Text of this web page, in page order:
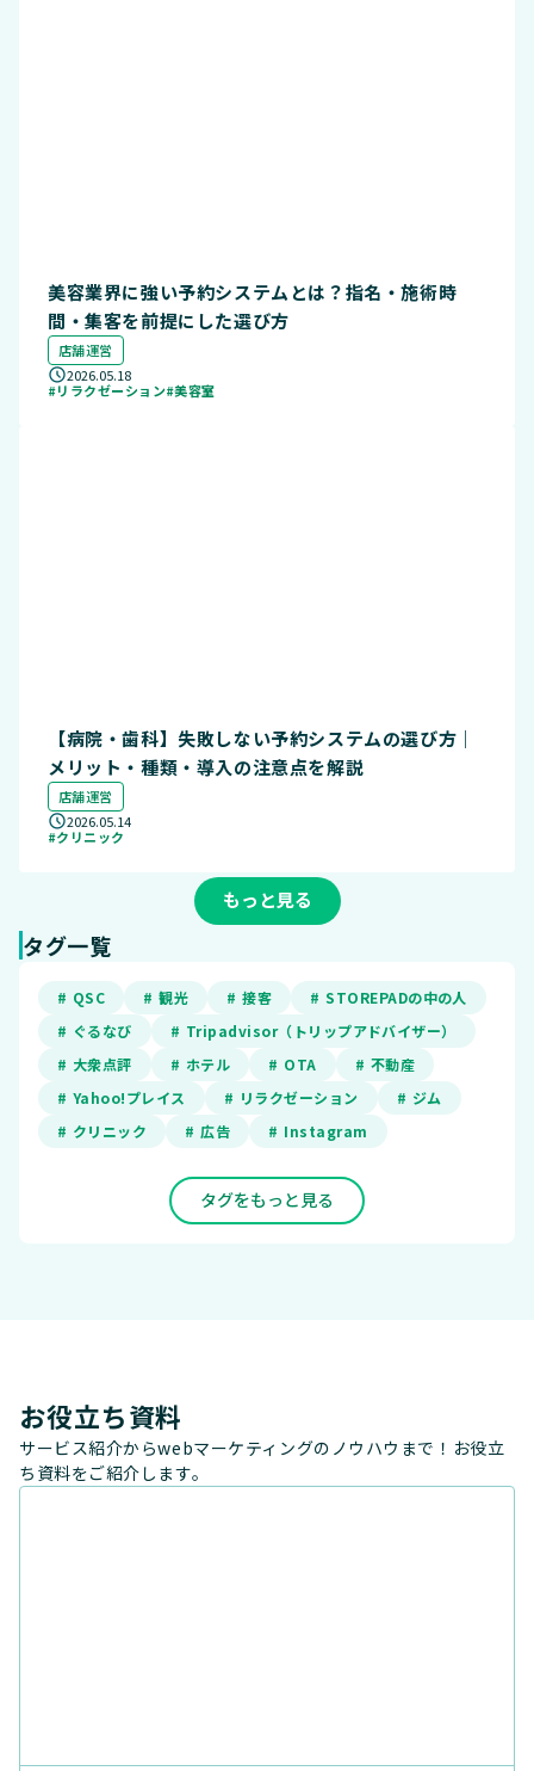
美容業界に強い予約システムとは？指名・施術時
間・集客を前提にした選び方
店舗運営
2026.05.18
#リラクゼーション#美容室
【病院・歯科】失敗しない予約システムの選び方｜
メリット・種類・導入の注意点を解説
店舗運営
2026.05.14
#クリニック
もっと見る
タグ一覧
# QSC # 観光 # 接客
# STOREPADの中の人
# ぐるなび
# Tripadvisor（トリップアドバイザー）
# 大衆点評
# ホテル # OTA
# 不動産
# Yahoo!プレイス
# リラクゼーション
# ジム
# クリニック
# 広告 # Instagram
タグをもっと見る
お役立ち資料
サービス紹介からwebマーケティングのノウハウまで！お役立
ち資料をご紹介します。